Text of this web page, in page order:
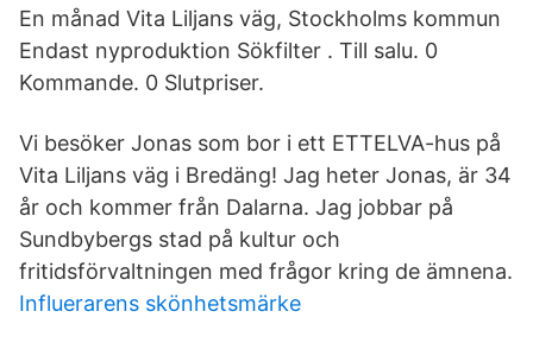
En månad Vita Liljans väg, Stockholms kommun
Endast nyproduktion Sökfilter . Till salu. 0
Kommande. 0 Slutpriser.
Vi besöker Jonas som bor i ett ETTELVA-hus på
Vita Liljans väg i Bredäng! Jag heter Jonas, är 34
år och kommer från Dalarna. Jag jobbar på
Sundbybergs stad på kultur och
fritidsförvaltningen med frågor kring de ämnena.
Influerarens skönhetsmärke